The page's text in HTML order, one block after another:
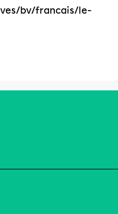
bv/francais/le-